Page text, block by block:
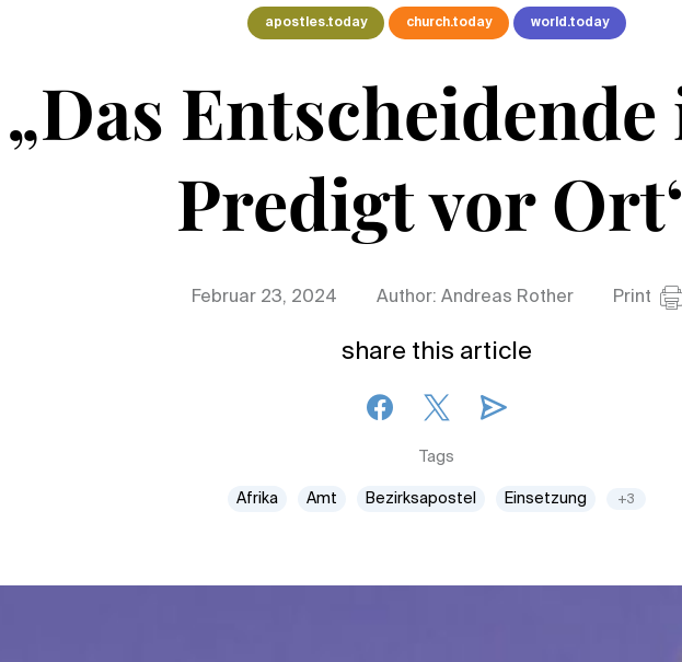
apostles.today church.today world.today
„Das
Predigt vor
Februar 23, 2024 Author: Andreas Rother Print
share this article
Tags
Afrika Amt Bezirksapostel Einsetzung +3